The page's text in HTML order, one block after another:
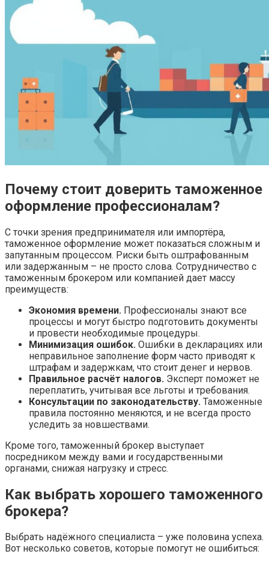
Почему стоит доверить таможенное
оформление профессионалам?
С точки зрения предпринимателя или импортёра,
таможенное оформление может показаться сложным и
запутанным процессом. Риски быть оштрафованным
или задержанным – не просто слова. Сотрудничество с
таможенным брокером или компанией дает массу
преимуществ:
Экономия времени. Профессионалы знают все
процессы и могут быстро подготовить документы
и провести необходимые процедуры.
Минимизация ошибок. Ошибки в декларациях или
неправильное заполнение форм часто приводят к
штрафам и задержкам, что стоит денег и нервов.
Правильное расчёт налогов. Эксперт поможет не
переплатить, учитывая все льготы и требования.
Консультации по законодательству. Таможенные
правила постоянно меняются, и не всегда просто
уследить за новшествами.
Кроме того, таможенный брокер выступает
посредником между вами и государственными
органами, снижая нагрузку и стресс.
Как выбрать хорошего таможенного
брокера?
Выбрать надёжного специалиста – уже половина успеха.
Вот несколько советов, которые помогут не ошибиться: